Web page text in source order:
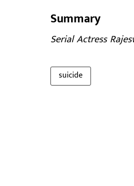
Summary
Serial Actress
suicide